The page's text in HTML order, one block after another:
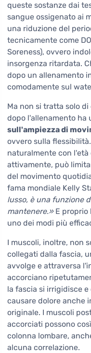
queste sostanze dai
sangue ossigenato ai
una riduzione del
tecnicamente come
Soreness), ovvero
insorgenza ritardata.
dopo un allenamento
comodamente sul
Ma non si tratta solo
dopo l'allenamento ha
sull'ampiezza di
ovvero sulla
naturalmente con l'età
attivamente, può
del movimento
fama mondiale Kelly
lusso, è una funzione
mantenere.»E proprio
uno dei modi più
I muscoli, inoltre, non
collegati dalla fascia,
avvolge e attraversa
accorciano
la fascia si irrigidisce
causare dolore anche
originale. I muscoli
accorciati possono
colonna lombare,
alcuna correlazione.